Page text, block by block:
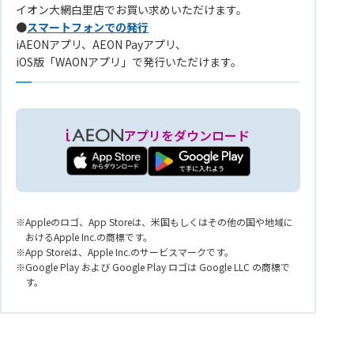
イオン大網白里店でお買い求めいただけます。
●スマートフォンでの発行
iAEONアプリ、AEON Payアプリ、
iOS版「WAONアプリ」で発行いただけます。
アプリをダウンロード
Appleのロゴ、App Storeは、米国もしくはその他の国や地域に
おけるApple Inc.の商標です。
App Storeは、Apple Inc.のサービスマークです。
Google Play および Google Play ロゴは Google LLC の商標で
す。